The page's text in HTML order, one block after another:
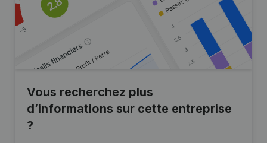
Vous recherchez plus
d’informations sur cette entreprise
?